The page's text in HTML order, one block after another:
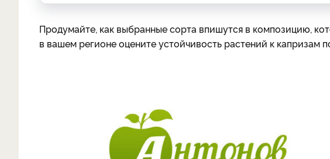
Продумайте, как выбранные сорта впишутся в композицию,
в вашем регионе оцените устойчивость растений к капризам